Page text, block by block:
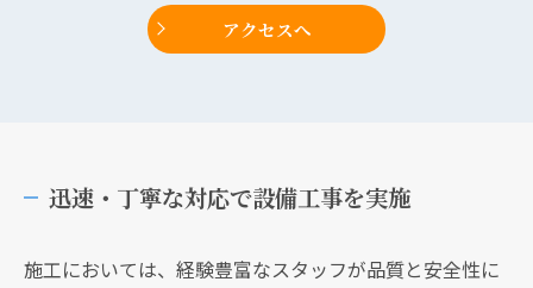
アクセスへ
迅速・丁寧な対応で設備工事を実施
施工においては、経験豊富なスタッフが品質と安全性に